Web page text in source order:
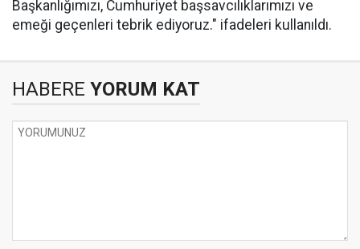
Başkanlığımızı, Cumhuriyet başsavcılıklarımızı ve
emeği geçenleri tebrik ediyoruz." ifadeleri kullanıldı.
HABERE YORUM KAT